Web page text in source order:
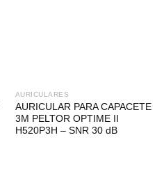
AURICULARES
AURICULAR PARA CAPACETE
3M PELTOR OPTIME II
H520P3H – SNR 30 dB